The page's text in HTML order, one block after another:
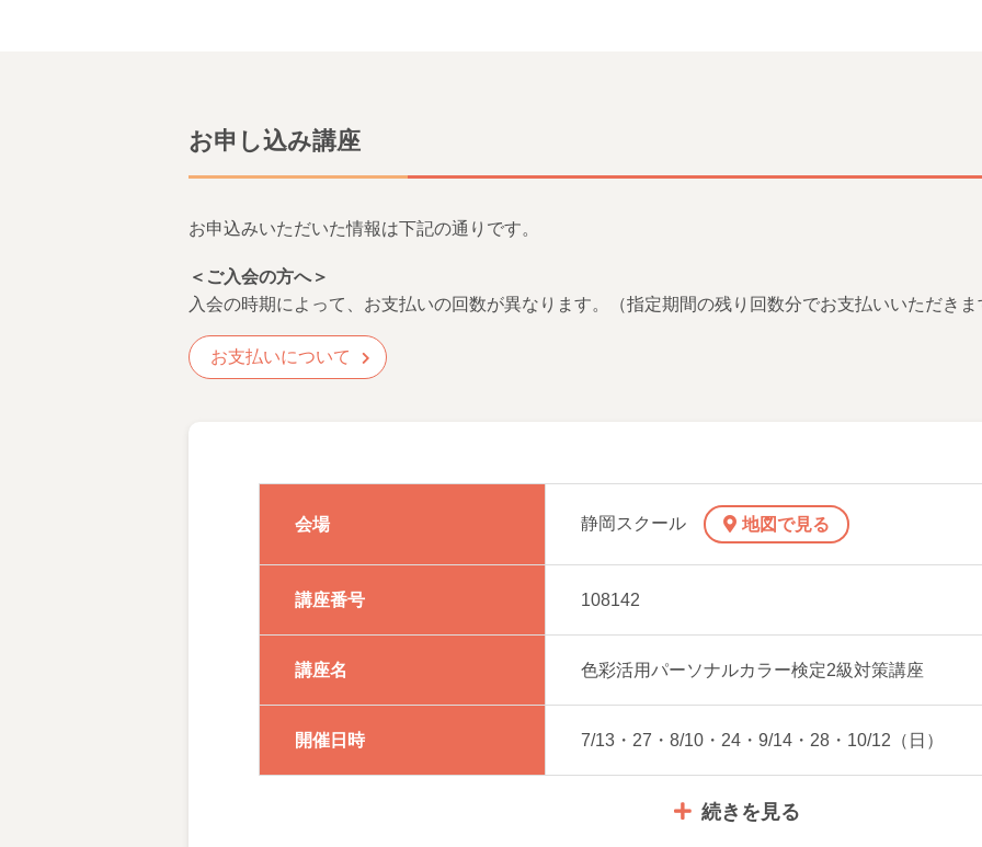
お申し込み講座
お申込みいただいた情報は下記の通りです。
＜ご入会の方へ＞
入会の時期によって、お支払いの回数が異なります。（指定期間の残り回数分でお支払いいただき
お支払いについて
会場 静岡スクール 地図で見る
講座番号 108142
講座名 色彩活用パーソナルカラー検定2級対策講座
開催日時 7/13・27・8/10・24・9/14・28・10/12（日）
続きを見る